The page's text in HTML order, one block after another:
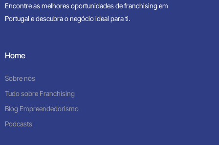
Encontre as melhores oportunidades de franchising em
Portugal e descubra o negócio ideal para ti.
Home
Sobre nós
Tudo sobre Franchising
Blog Empreendedorismo
Podcasts